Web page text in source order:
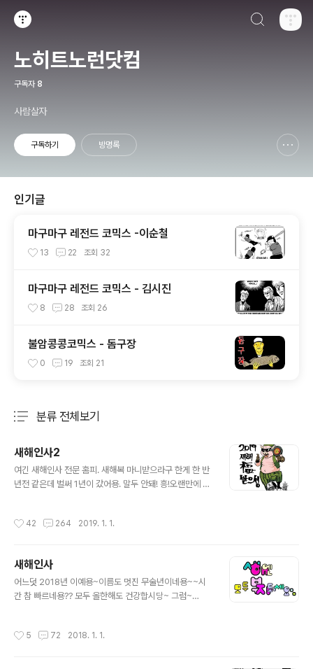
노히트노런닷컴
구독자 8
사람살자
구독하기 방명록
인기글
마구마구 레전드 코믹스 -이순철
13 22 조회 32
마구마구 레전드 코믹스 - 김시진
8 28 조회 26
불암콩콩코믹스 - 돔구장
0 19 조회 21
분류 전체보기
새해인사2
여긴 새해인사 전문 홈피. 새해복 마니받으라구 한게 한 반
년전 같은데 벌써 1년이 갔어용. 말두 안돼! 흥!오랜만에 왔
해엔 모두 뽀록빵빵 터져서 부자되십쇼. 그런데 또 노오오
42 264 2019. 1. 1.
새해인사
어느덧 2018년 이예용~이름도 멋진 무술년이네용~~시
간 참 빠르네용?? 모두 올한해도 건강합시당~ 그럼~
5 72 2018. 1. 1.